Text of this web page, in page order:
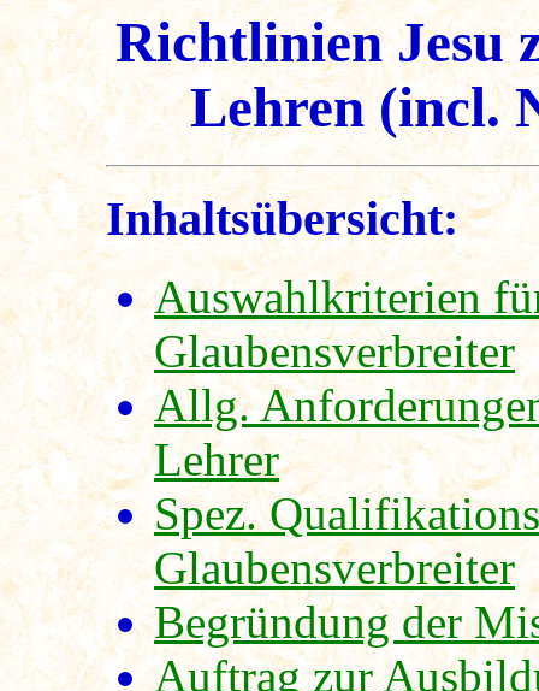
Richtlinien Jesu
Lehren (incl.
Inhaltsübersicht:
Auswahlkriterien
Glaubensverbreiter
Allg.
Lehrer
Spez.
Glaubensverbreiter
Begründung der
Auftrag zur